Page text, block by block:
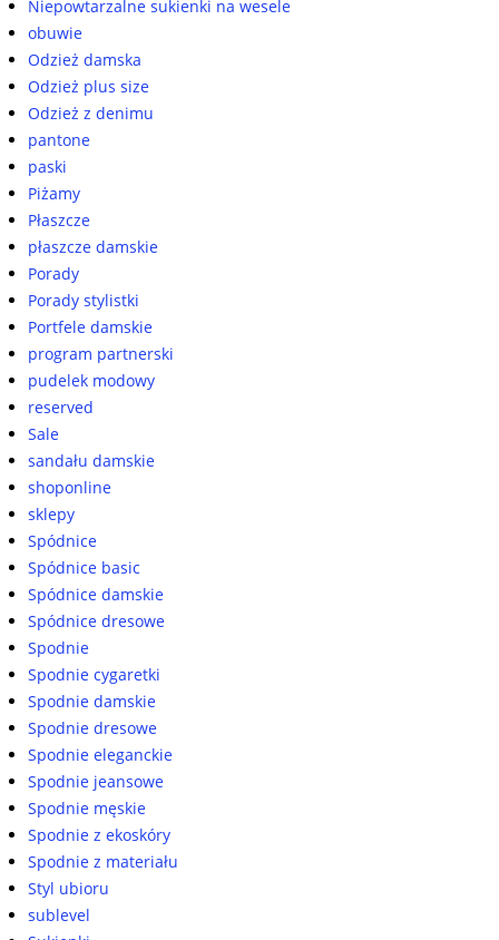
Niepowtarzalne sukienki na wesele
obuwie
Odzież damska
Odzież plus size
Odzież z denimu
pantone
paski
Piżamy
Płaszcze
płaszcze damskie
Porady
Porady stylistki
Portfele damskie
program partnerski
pudelek modowy
reserved
Sale
sandału damskie
shoponline
sklepy
Spódnice
Spódnice basic
Spódnice damskie
Spódnice dresowe
Spodnie
Spodnie cygaretki
Spodnie damskie
Spodnie dresowe
Spodnie eleganckie
Spodnie jeansowe
Spodnie męskie
Spodnie z ekoskóry
Spodnie z materiału
Styl ubioru
sublevel